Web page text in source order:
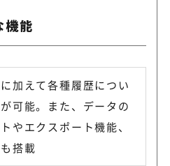
能
加えて各種履歴につい
可能。また、データの
やエクスポート機能、
搭載